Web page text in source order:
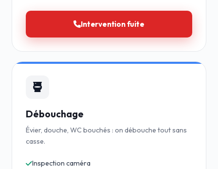
Intervention fuite
Débouchage
Évier, douche, WC bouchés : on débouche tout sans
casse.
Inspection caméra